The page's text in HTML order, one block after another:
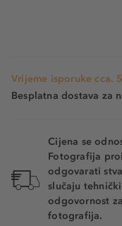
Vrijeme isporuke cca.
Besplatna dostava za
Cijena se
Fotografija
odgovarati
slučaju
odgovornost
fotografija.